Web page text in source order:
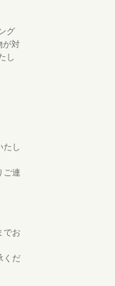
グ
が対
し
たし
ご連
でお
くだ